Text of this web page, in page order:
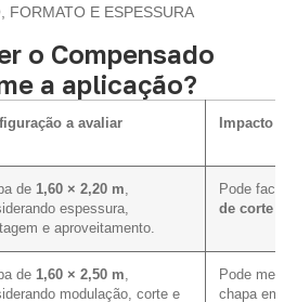
FORMATO E ESPESSURA
o Compensado
a aplicação?
a avaliar Impacto
de 1,60 × 2,20 m
espessura,
e aproveitamento.
Pode
de corte e
de 1,60 × 2,50 m
modulação, corte e
Pode
chapa em